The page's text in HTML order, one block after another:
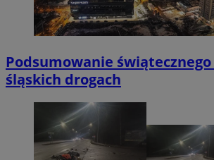
Podsumowanie
śląskich drogach